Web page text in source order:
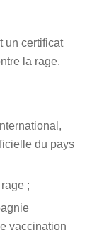
un certificat
la rage.
du pays
;
vaccination